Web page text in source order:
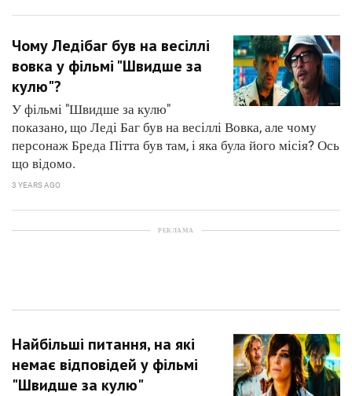
Чому Ледібаг був на весіллі
вовка у фільмі "Швидше за
кулю"?
У фільмі "Швидше за кулю"
показано, що Леді Баг був на весіллі Вовка, але чому
персонаж Бреда Пітта був там, і яка була його місія? Ось
що відомо.
3 YEARS AGO
РЕКЛАМА
Найбільші питання, на які
немає відповідей у фільмі
"Швидше за кулю"